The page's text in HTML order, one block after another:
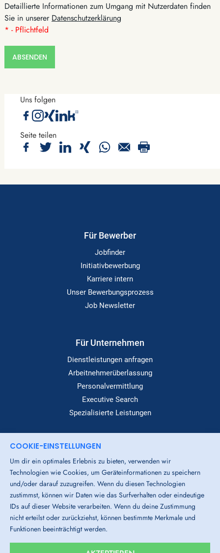
Detaillierte Informationen zum Umgang mit Nutzerdaten finden
Sie in unserer Datenschutzerklärung
* - Pflichtfeld
ABSENDEN
Uns folgen
Seite teilen
Für Bewerber
Jobfinder
Initiativbewerbung
Karriere intern
Unser Bewerbungsprozess
Job Newsletter
Für Unternehmen
Dienstleistungen anfragen
Arbeitnehmerüberlassung
Personalvermittlung
Executive Search
Spezialisierte Leistungen
Dialog
Standorte
Über Uns
Login-Bereich
Downloads
COOKIE-EINSTELLUNGEN
Um dir ein optimales Erlebnis zu bieten, verwenden wir
Technologien wie Cookies, um Geräteinformationen zu speichern
und/oder darauf zuzugreifen. Wenn du diesen Technologien
zustimmst, können wir Daten wie das Surfverhalten oder eindeutige
IDs auf dieser Website verarbeiten. Wenn du deine Zustimmung
nicht erteilst oder zurückziehst, können bestimmte Merkmale und
Funktionen beeinträchtigt werden.